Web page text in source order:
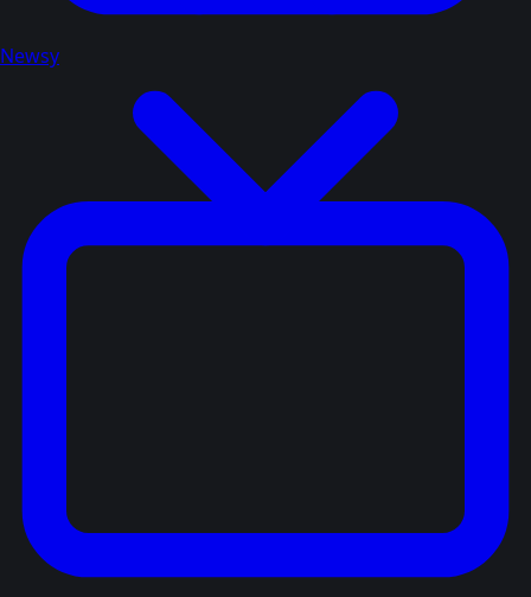
Newsy